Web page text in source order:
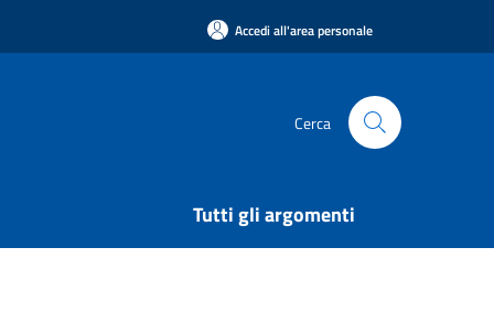
Accedi all'area personale
Cerca
Tutti gli argomenti